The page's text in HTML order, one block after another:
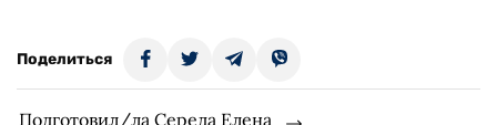
Поделиться
Подготовил/ла Середа Елена